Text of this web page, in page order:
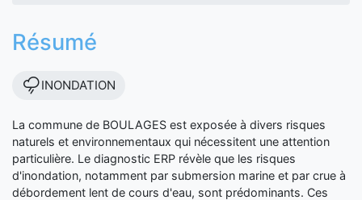
Résumé
INONDATION
La commune de BOULAGES est exposée à divers risques
naturels et environnementaux qui nécessitent une attention
particulière. Le diagnostic ERP révèle que les risques
d'inondation, notamment par submersion marine et par crue à
débordement lent de cours d'eau, sont prédominants. Ces